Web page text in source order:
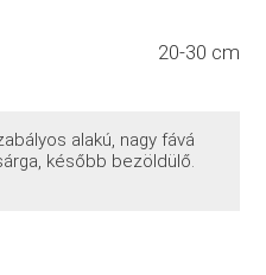
20-30 cm
alakú, nagy fává
később bezöldülő.